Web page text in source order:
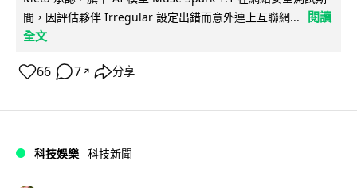
間，因評估夥伴 Irregular 設定出錯而意外連上互聯網...
閱讀
全文
66 7 ↗ 分享
科技娛樂 科技新聞